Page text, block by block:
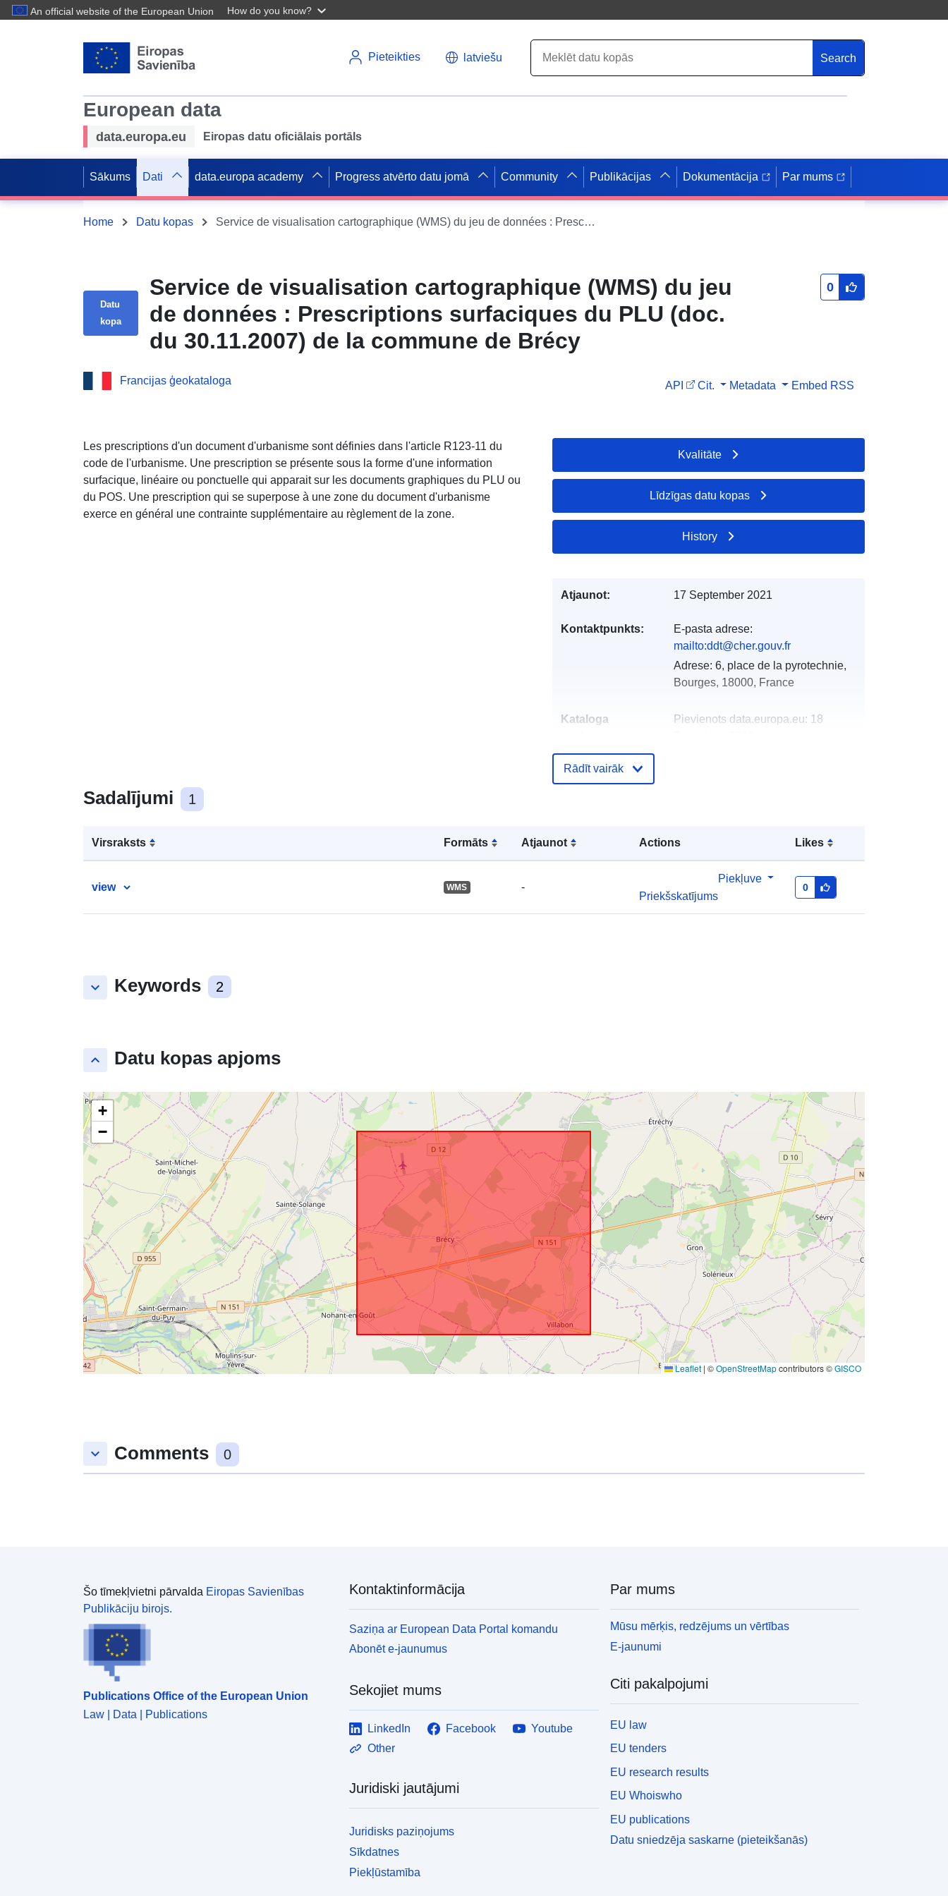
An official website of the European Union How do you know?
Pieteikties latviešu Search
European data
data.europa.eu Eiropas datu oficiālais portāls
Sākums Dati data.europa academy Progress atvērto datu jomā Community Publikācijas Dokumentācija Par mums
Home Datu kopas Service de visualisation cartographique (WMS) du jeu de données : Prescriptions surfaciques du PLU (doc. du 30.11.2007) de la commune de Brécy
Datu
kopa
Service de visualisation cartographique (WMS) du jeu
de données : Prescriptions surfaciques du PLU (doc.
du 30.11.2007) de la commune de Brécy
0
Francijas ģeokataloga API Cit. Metadata Embed RSS
Les prescriptions d'un document d'urbanisme sont définies dans l'article R123-11 du
code de l'urbanisme. Une prescription se présente sous la forme d'une information
surfacique, linéaire ou ponctuelle qui apparait sur les documents graphiques du PLU ou
du POS. Une prescription qui se superpose à une zone du document d'urbanisme
exerce en général une contrainte supplémentaire au règlement de la zone.
Sadalījumi 1
Virsraksts Formāts Atjaunot Actions Likes
view WMS -
Piekļuve
Priekšskatījums
0
keyboard_arrow_down Keywords 2
keyboard_arrow_up Datu kopas apjoms
+
−
Leaflet | ©OpenStreetMapcontributors ©GISCO
Kvalitāte
Līdzīgas datu kopas
History
Atjaunot: 17 September 2021
Kontaktpunkts:
E-pasta adrese:
mailto:ddt@cher.gouv.fr
Adrese: 6, place de la pyrotechnie,
Bourges, 18000, France
Kataloga
Pievienots data.europa.eu: 18
47.15937424 ], [ 2.57677627,
47.09204865 ], [ 2.69043088,
47.09204865 ], [ 2.69043088,
Tips: Polygon
uriRef:
http://data.europa.eu/88u/dataset/fr-
120066022-srv-b739ae24-6f38-
4862-bc86-8f335e0f744d
Tips:
Avoti:
http://inspire.ec.europa.eu/metadata-
codelist/SpatialDataServiceType/vie
w
Rādīt vairāk
keyboard_arrow_down Comments 0
Šo tīmekļvietni pārvalda Eiropas Savienības
Publikāciju birojs.
Publications Office of the European Union
Law | Data | Publications
Kontaktinformācija
Saziņa ar European Data Portal komandu
Abonēt e-jaunumus
Sekojiet mums
LinkedIn Facebook
Youtube
Other
Juridiski jautājumi
Juridisks paziņojums
Sīkdatnes
Piekļūstamība
Par mums
Mūsu mērķis, redzējums un vērtības
E-jaunumi
Citi pakalpojumi
EU law
EU tenders
EU research results
EU Whoiswho
EU publications
Datu sniedzēja saskarne (pieteikšanās)